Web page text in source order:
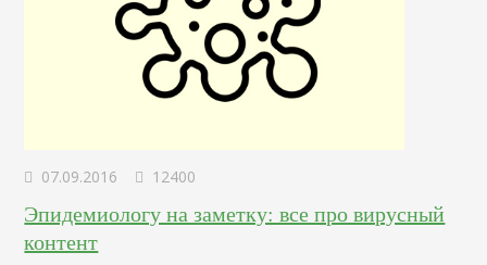
07.09.2016 12400
Эпидемиологу на заметку: все про вирусный
контент